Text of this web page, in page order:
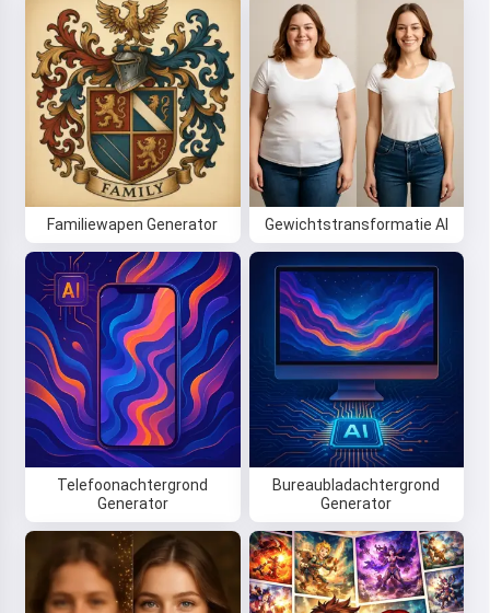
Familiewapen Generator Gewichtstransformatie AI
Telefoonachtergrond
Generator
Bureaubladachtergrond
Generator